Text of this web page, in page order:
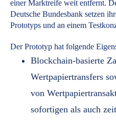
einer Marktreife weit entfernt.
Deutsche Bundesbank setzen
Prototyps und an einem
Der Prototyp hat folgende
Blockchain-basierte
Wertpapiertransfers
von
sofortigen als auch